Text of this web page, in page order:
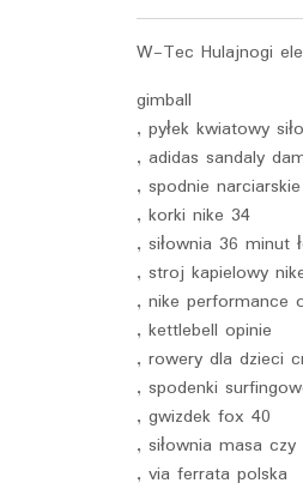
W-Tec Hulajnogi
gimball
, pyłek kwiatowy
, adidas sandaly
, spodnie
, korki nike 34
, siłownia 36 minut
, stroj kapielowy
, nike performance
, kettlebell opinie
, rowery dla dzieci
, spodenki
, gwizdek fox 40
, siłownia masa czy
, via ferrata polska